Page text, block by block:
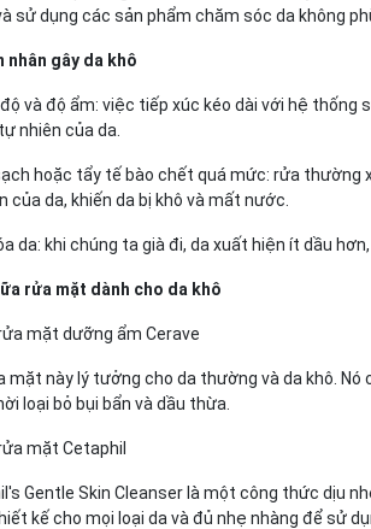
sử dụng các sản phẩm chăm sóc da không
nhân gây da khô
và độ ẩm: việc tiếp xúc kéo dài với hệ thống
nhiên của da.
hoặc tẩy tế bào chết quá mức: rửa thường
của da, khiến da bị khô và mất nước.
da: khi chúng ta già đi, da xuất hiện ít dầu hơn,
rửa mặt dành cho da khô
mặt dưỡng ẩm Cerave
mặt này lý tưởng cho da thường và da khô.
loại bỏ bụi bẩn và dầu thừa.
mặt Cetaphil
Gentle Skin Cleanser là một công thức dịu
kế cho mọi loại da và đủ nhẹ nhàng để sử